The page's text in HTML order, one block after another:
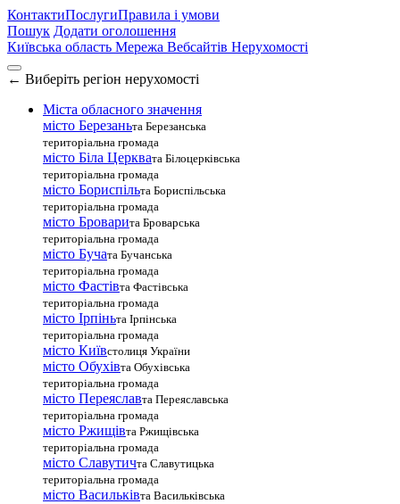
КонтактиПослугиПравила і умови
Пошук Додати оголошення
Київська область Мережа Вебсайтів Нерухомості
← Виберіть регіон нерухомості
Міста обласного значення
місто Березаньта Березанська
територіальна громада
місто Біла Церквата Білоцерківська
територіальна громада
місто Бориспільта Бориспільська
територіальна громада
місто Броварита Броварська
територіальна громада
місто Бучата Бучанська
територіальна громада
місто Фастівта Фастівська
територіальна громада
місто Ірпіньта Ірпінська
територіальна громада
місто Київстолиця України
місто Обухівта Обухівська
територіальна громада
місто Переяславта Переяславська
територіальна громада
місто Ржищівта Ржищівська
територіальна громада
місто Славутичта Славутицька
територіальна громада
місто Василькiвта Васильківська